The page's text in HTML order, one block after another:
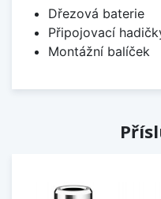
Dřezová baterie
Připojovací
Montážní balíček